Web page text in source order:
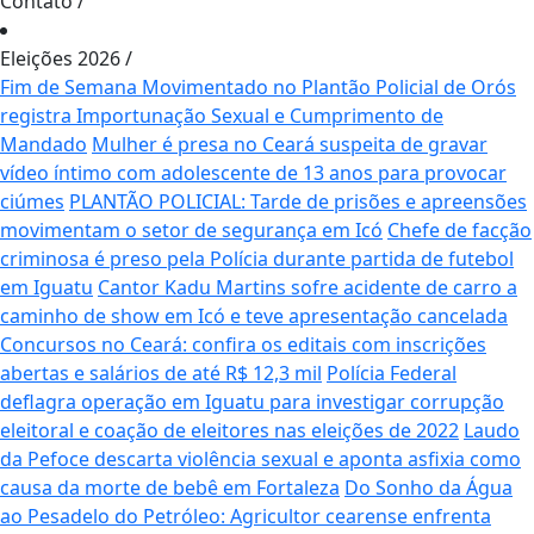
Eleições 2026/
Fim de Semana Movimentado no Plantão Policial de Orós
registra Importunação Sexual e Cumprimento de
Mandado Mulher é presa no Ceará suspeita de gravar
vídeo íntimo com adolescente de 13 anos para provocar
ciúmes PLANTÃO POLICIAL: Tarde de prisões e apreensões
movimentam o setor de segurança em Icó Chefe de facção
criminosa é preso pela Polícia durante partida de futebol
em Iguatu Cantor Kadu Martins sofre acidente de carro a
caminho de show em Icó e teve apresentação cancelada
Concursos no Ceará: confira os editais com inscrições
abertas e salários de até R$ 12,3 mil Polícia Federal
deflagra operação em Iguatu para investigar corrupção
eleitoral e coação de eleitores nas eleições de 2022 Laudo
da Pefoce descarta violência sexual e aponta asfixia como
causa da morte de bebê em Fortaleza Do Sonho da Água
ao Pesadelo do Petróleo: Agricultor cearense enfrenta